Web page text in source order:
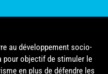
au développement socio-
pour objectif de stimuler le
en plus de défendre les